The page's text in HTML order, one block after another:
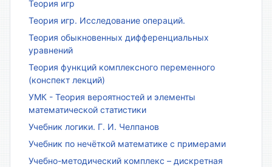
Теория игр
Теория игр. Исследование операций.
Теория обыкновенных дифференциальных
уравнений
Теория функций комплексного переменного
(конспект лекций)
УМК - Теория вероятностей и элементы
математической статистики
Учебник логики. Г. И. Челпанов
Учебник по нечёткой математике с примерами
Учебно-методический комплекс – дискретная